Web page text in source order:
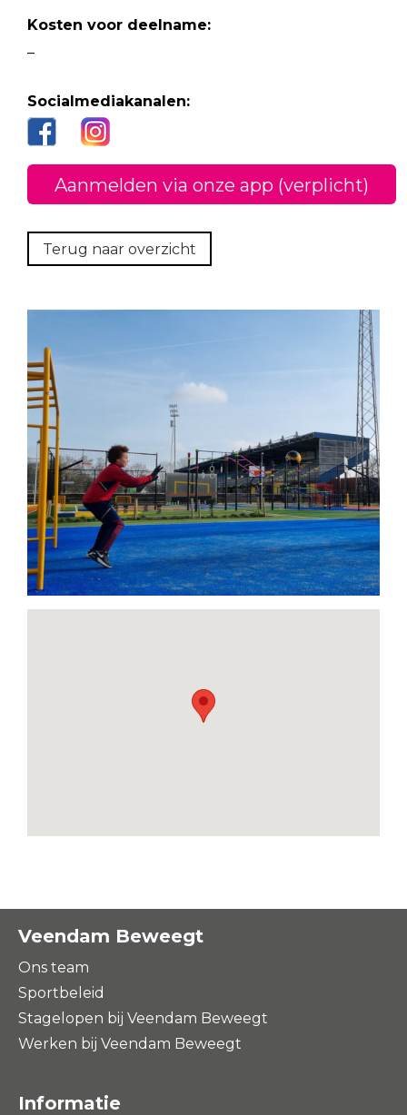
Kosten voor deelname:
–
Socialmediakanalen:
Aanmelden via onze app (verplicht)
Terug naar overzicht
Veendam Beweegt
Ons team
Sportbeleid
Stagelopen bij Veendam Beweegt
Werken bij Veendam Beweegt
Informatie